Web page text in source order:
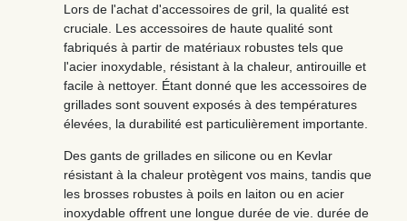
Lors de l'achat d'accessoires de gril, la qualité est
cruciale. Les accessoires de haute qualité sont
fabriqués à partir de matériaux robustes tels que
l'acier inoxydable, résistant à la chaleur, antirouille et
facile à nettoyer. Étant donné que les accessoires de
grillades sont souvent exposés à des températures
élevées, la durabilité est particulièrement importante.
Des gants de grillades en silicone ou en Kevlar
résistant à la chaleur protègent vos mains, tandis que
les brosses robustes à poils en laiton ou en acier
inoxydable offrent une longue durée de vie. durée de